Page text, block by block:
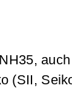
(SII,